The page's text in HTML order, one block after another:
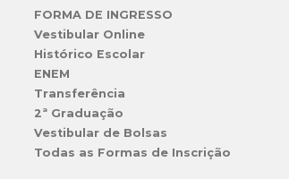
FORMA DE INGRESSO
Vestibular Online
Histórico Escolar
ENEM
Transferência
2ª Graduação
Vestibular de Bolsas
Todas as Formas de Inscrição